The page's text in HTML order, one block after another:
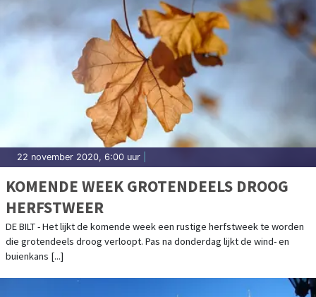
22 november 2020, 6:00 uur
KOMENDE WEEK GROTENDEELS DROOG
HERFSTWEER
DE BILT - Het lijkt de komende week een rustige herfstweek te worden
die grotendeels droog verloopt. Pas na donderdag lijkt de wind- en
buienkans [...]